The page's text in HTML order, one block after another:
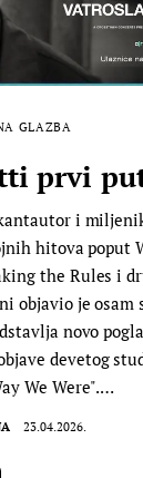
GLAZBA
prvi
i
hitova poput
the Rules i
objavio je
novo
devetog
We Were".…
23.04.2026.